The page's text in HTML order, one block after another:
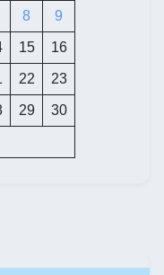
8 9
15 16
22 23
29 30